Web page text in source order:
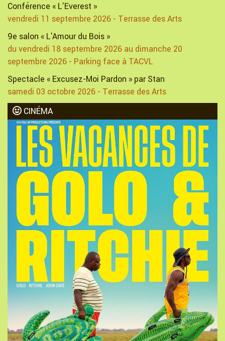
Conférence « L'Everest »
vendredi 11 septembre 2026 - Terrasse des Arts
9e salon « L'Amour du Bois »
du vendredi 18 septembre 2026 au dimanche 20
septembre 2026 - Parking face à TACVL
Spectacle « Excusez-Moi Pardon » par Stan
samedi 03 octobre 2026 - Terrasse des Arts
CINÉMA